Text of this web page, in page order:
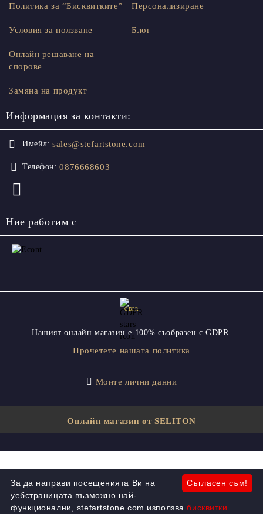
Политика за “Бисквитките”
Условия за ползване
Онлайн решаване на
спорове
Замяна на продукт
Персонализиране
Блог
Информация за контакти:
Имейл: sales@stefartstone.com
Телефон: 0876668603
Ние работим с
GDPR
Нашият онлайн магазин е 100% съобразен с GDPR.
Прочетете нашата политика
Моите лични данни
Онлайн магазин от SELITON
Съгласен съм!
За да направи посещенията Ви на
уебстраницата възможно най-
функционални, stefartstone.com използвабисквитки.